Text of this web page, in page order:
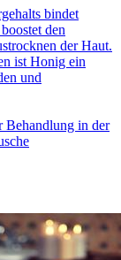
bindet
den
der Haut.
ist Honig ein
und
Behandlung in der